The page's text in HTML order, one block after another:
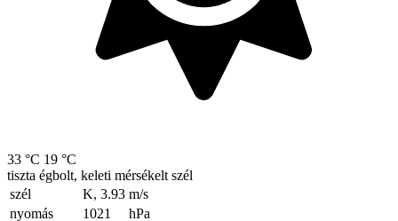
33 °C 19 °C
tiszta égbolt, keleti mérsékelt szél
szél
K, 3.93 m/s
nyomás
1021
hPa